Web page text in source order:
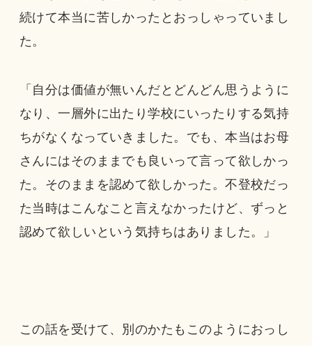
続けて本当に苦しかったとおっしゃっていまし
た。
「自分は価値が無いんだとどんどん思うように
なり、一層外に出たり学校にいったりする気持
ちがなくなっていきました。でも、本当はお母
さんにはそのままでも良いって言って欲しかっ
た。そのままを認めて欲しかった。不登校だっ
た当時はこんなこと言えなかったけど、ずっと
認めて欲しいという気持ちはありました。」
この話を受けて、別のかたもこのようにおっし